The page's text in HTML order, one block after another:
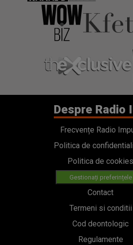
Despre Radio
Frecvențe Radio
Politica de
Politica de cookies
Gestionați preferințele
Contact
Termeni si conditii
Cod deontologic
Regulamente